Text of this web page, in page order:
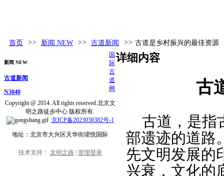
首页 >> 新闻 NEW >> 古道新闻 >> 古道是乡村振兴的最佳资源
详细内容
古
古道，是指
部遗迹的道路
先文明发展的
兴衰，文化的
新闻 NEW
古道新闻
N3040
国
际
古
道
网
Copyright @ 2014. All rights reserved.北京文
明之路徒步中心 版权所有.
京ICP备2023038382号-1
地址：北京市大兴区天华街珺悦国际
技术支持： 文明之路| 管理登录